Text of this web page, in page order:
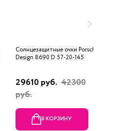
Солнцезащитные очки Porsche
Design 8690 D 57-20-145
29610 руб. 42300
руб.
В КОРЗИНУ